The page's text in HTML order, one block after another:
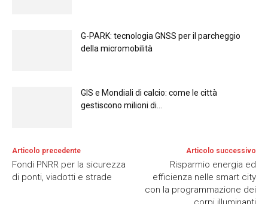
G-PARK: tecnologia GNSS per il parcheggio
della micromobilità
GIS e Mondiali di calcio: come le città
gestiscono milioni di...
Articolo precedente
Fondi PNRR per la sicurezza
di ponti, viadotti e strade
Articolo successivo
Risparmio energia ed
efficienza nelle smart city
con la programmazione dei